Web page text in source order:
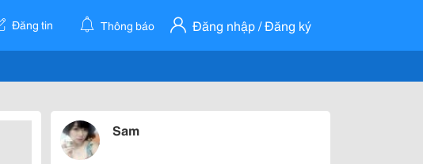
Đăng tin Thông báo Đăng nhập / Đăng ký
Sam